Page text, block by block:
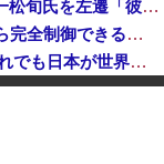
【速報】 高市政権、エース級の財務官僚・一松旬氏を左遷「彼は協力的でなかった」財務省の言いなりではないことが判明
中国製ルーター20機種にバックドア 外部から完全制御できる機能が仕込まれていた
石油もない、鉄もない、国土の7割は山…それでも日本が世界屈指の経済大国になれた「勤勉さ」以外の勝因！
日本が長距離巡航ミサイルの試験発射に成功！北朝鮮が激怒「日本が戦争国家になろうとしている」「絶対に傍観しない、必ず後悔させる」